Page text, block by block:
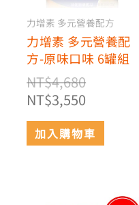
力增素 多元營養配方
力增素 多元營養配
方-原味口味 6罐組
NT$4,680
NT$3,550
加入購物車